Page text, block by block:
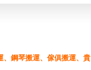
、鋼琴搬運、傢俱搬運、貴